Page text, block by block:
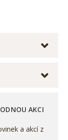
AKCI
a akcí z